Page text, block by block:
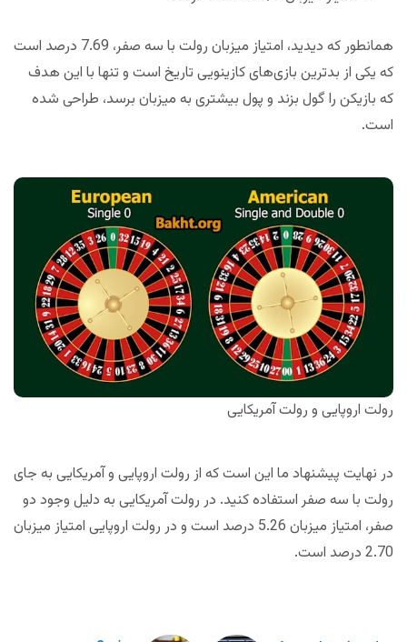
همانطور که دیدید، امتیاز میزبان رولت با سه صفر، 7.69 درصد است
که یکی از بدترین بازی‌های کازینویی تاریخ است و تنها با این هدف
که بازیکن را گول بزند و پول بیشتری به میزبان برسد، طراحی شده
است.
رولت اروپایی و رولت آمریکایی
در نهایت پیشنهاد ما این است که از رولت اروپایی و آمریکایی به جای
رولت با سه صفر استفاده کنید. در رولت آمریکایی به دلیل وجود دو
صفر، امتیاز میزبان 5.26 درصد است و در رولت اروپایی امتیاز میزبان
2.70 درصد است.